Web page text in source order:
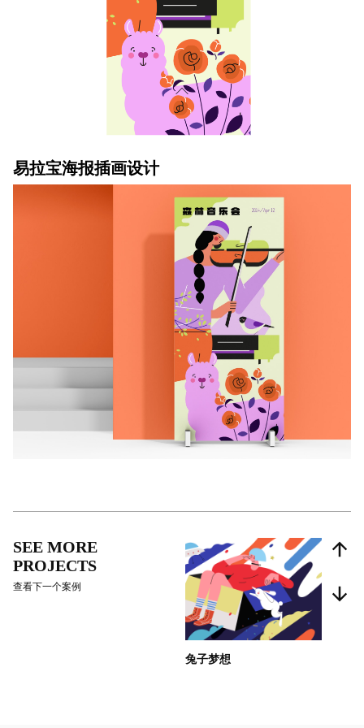
易拉宝海报插画设计
SEE MORE
PROJECTS
查看下一个案例
兔子梦想